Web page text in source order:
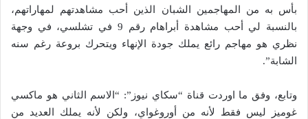
بأس به من المهاجمين الشبان الذين أحب مشاهدتهم لمهاراتهم،
بالنسبة لي أحب مشاهدة أبراهام رقم 9 في تشلسي، في وجهة
نظري هو مهاجم رائع يملك جودة الإنهاء ويتحرك بروعة رغم سنه
الشابة”.
وتابع، وفق ما اوردت قناة “سكاي نيوز”: “الاسم الثاني هو ماكسي
غوميز ليس فقط لأنه من أوروغواي، ولكن لأنه يملك العديد من